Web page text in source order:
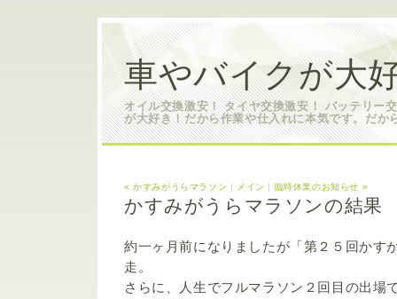
車やバイクが大
オイル交換激安！ タイヤ交換激安！ バッテリー
が大好き！だから作業や仕入れに本気です。だか
« かすみがうらマラソン | メイン | 臨時休業のお知らせ »
かすみがうらマラソンの結果
約一ヶ月前になりましたが「第２５回かす
走。
さらに、人生でフルマラソン２回目の出場